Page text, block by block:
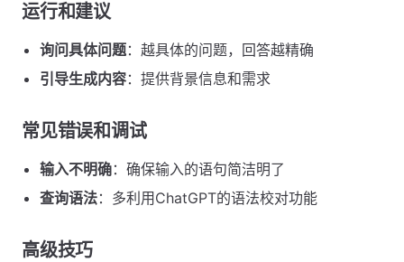
运行和建议
询问具体问题：越具体的问题，回答越精确
引导生成内容：提供背景信息和需求
常见错误和调试
输入不明确：确保输入的语句简洁明了
查询语法：多利用ChatGPT的语法校对功能
高级技巧